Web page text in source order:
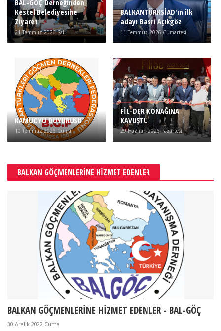
BAL-GÖÇ Derneğinden
Kestel Belediyesine
Ziyaret
21 Temmuz 2026 Salı
BALKANTÜRKSİAD'ın ilk
adayı Basri Açıkgöz
11 Temmuz 2026 Cumartesi
KAMUOYU DUYURUSU
10 Temmuz 2026 Cuma
FİL-DER KONAĞINA
KAVUŞTU
29 Haziran 2026 Pazartesi
BALKAN GÖÇMENLERİNE HİZMET EDENLER
BALKAN GÖÇMENLERİNE HİZMET EDENLER - BAL-GÖÇ
30 Aralık 2022 Cuma